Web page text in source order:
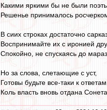
Какими яркими бы не были
Решенье принималось
В сиих строках достаточно
Воспринимайте их с иронией
Спокойно, не спускаясь до
Но за слова, слетающие с уст,
Готовы будьте все-таки к ответам,
Коль власть вновь отдана